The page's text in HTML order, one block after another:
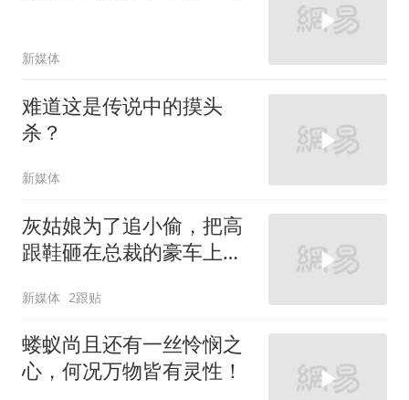
新媒体
难道这是传说中的摸头
杀？
新媒体
灰姑娘为了追小偷，把高
跟鞋砸在总裁的豪车上，
新媒体 2跟贴
蝼蚁尚且还有一丝怜悯之
心，何况万物皆有灵性！